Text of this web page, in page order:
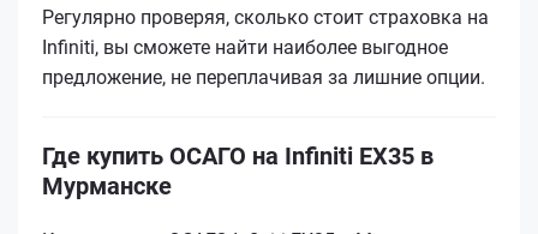
Регулярно проверяя, сколько стоит страховка на
Infiniti, вы сможете найти наиболее выгодное
предложение, не переплачивая за лишние опции.
Где купить ОСАГО на Infiniti EX35 в
Мурманске